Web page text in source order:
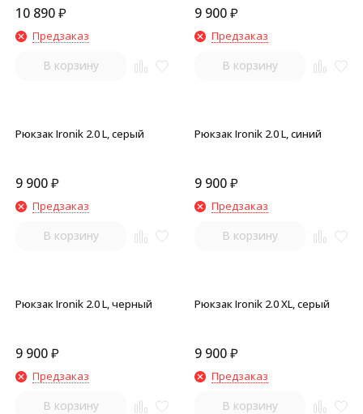
10 890₽
Предзаказ
В корзину
9 900₽
Предзаказ
В корзину
Рюкзак Ironik 2.0 L, серый
9 900₽
Предзаказ
В корзину
Рюкзак Ironik 2.0 L, синий
9 900₽
Предзаказ
В корзину
Рюкзак Ironik 2.0 L, черный
9 900₽
Предзаказ
В корзину
Рюкзак Ironik 2.0 XL, серый
9 900₽
Предзаказ
В корзину